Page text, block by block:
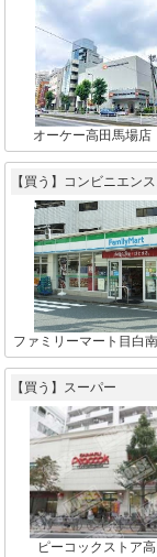
オーケー高田馬場店
【買う】コンビニエン
ファミリーマート目白
【買う】スーパー
ピーコックストア